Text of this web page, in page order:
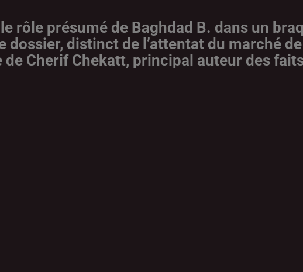
rôle présumé de Baghdad B. dans un
dossier, distinct de l’attentat du marché
Cherif Chekatt, principal auteur des